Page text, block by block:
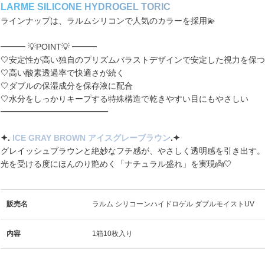
LA R M E S LI CON E H Y D ROGE L TOR C
ラインナップは、ラルムシリコンで人気のカラーを採用💫
━━━ 💡POINT💡 ━━━
🤍安定性が高い独自のプリズムバラストデザインで安定した視力を保つ
🤍高い酸素透過率で快適さが続く
🤍ダブルの保湿成分を保存液に配合
🤍水分をしっかりキープする特殊構造で乾きやすい目にもやさしい
━━━━━━━━━━━━━
✦️. ICE GRAY BROWN アイスグレーブラウン.✦️
グレイッシュブラウンと絶妙なフチ感が、やさしく透明感を引き出す。
光を受ける度にほんのり艶めく「ナチュラル盛れ」を実現👼🤍
販売名 ラルム シリコーンハイドロゲル ダブルモイストUV
内容 1箱10枚入り